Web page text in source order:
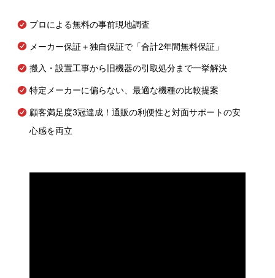
プロによる無料の事前現地調査
メーカー保証＋独自保証で「合計2年間無料保証」
搬入・設置工事から旧機器の引取処分まで一挙解決
特定メーカーに偏らない、最適な機種の比較提案
顧客満足度3冠達成！通販の利便性と対面サポートの安
心感を両立